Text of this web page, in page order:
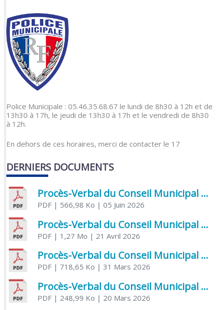
Police Municipale : 05.46.35.68.67 le lundi de 8h30 à 12h et de
13h30 à 17h, le jeudi de 13h30 à 17h et le vendredi de 8h30
à 12h.
En dehors de ces horaires, merci de contacter le 17
DERNIERS DOCUMENTS
Procès-Verbal du Conseil Municipal du 5 juin 2026
PDF| 566,98 Ko | 05 Juin 2026
Procès-Verbal du Conseil Municipal du 21 avril 2026
PDF| 1,27 Mo | 21 Avril 2026
Procès-Verbal du Conseil Municipal du 31 mars 2026
PDF| 718,65 Ko | 31 Mars 2026
Procès-Verbal du Conseil Municipal du 20 mars 2026
PDF| 248,99 Ko | 20 Mars 2026